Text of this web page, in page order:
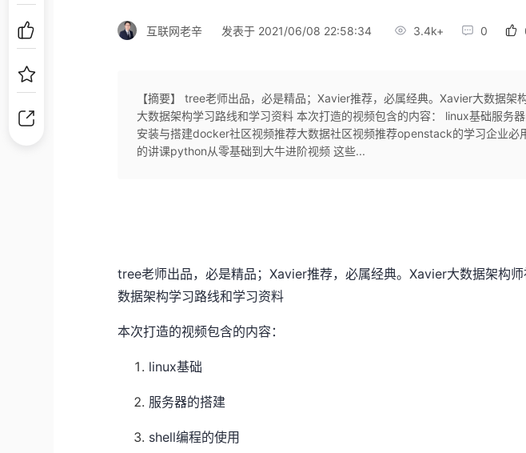
互联网老辛 发表于 2021/06/08 22:58:34 3.4k+ 0
【摘要】 tree老师出品，必是精品；Xavier推荐，必属经典。Xavier大数据架
大数据架构学习路线和学习资料 本次打造的视频包含的内容： linux基础服务
安装与搭建docker社区视频推荐大数据社区视频推荐openstack的学习企业必
的讲课python从零基础到大牛进阶视频 这些...
tree老师出品，必是精品；Xavier推荐，必属经典。Xavier大数据架构
数据架构学习路线和学习资料
本次打造的视频包含的内容：
linux基础
服务器的搭建
shell编程的使用